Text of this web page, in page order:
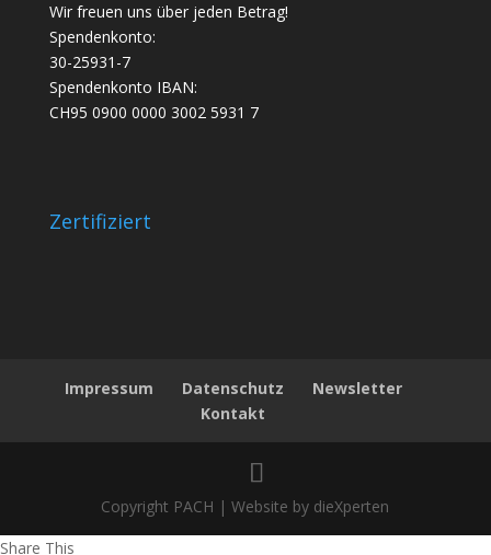
Wir freuen uns über jeden Betrag!
Spendenkonto:
30-25931-7
Spendenkonto IBAN:
CH95 0900 0000 3002 5931 7
Zertifiziert
Impressum Datenschutz
Newsletter
Kontakt
Copyright PACH | Website by dieXperten
Share This